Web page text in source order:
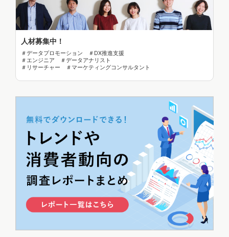
人材募集中！
＃データプロモーション ＃DX推進支援
＃エンジニア ＃データアナリスト
＃リサーチャー ＃マーケティングコンサルタント